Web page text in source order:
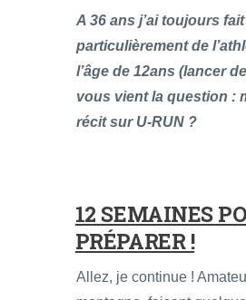
A 36 ans j’ai toujours
particulièrement de
l’âge de 12ans (lancer
vous vient la question :
récit sur U-RUN ?
12 SEMAINES
PRÉPARER !
Allez, je continue !